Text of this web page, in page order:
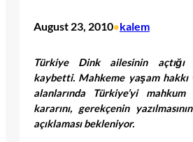
August 23, 2010•kalem
Türkiye Dink ailesinin açtığı
kaybetti. Mahkeme yaşam
alanlarında Türkiye’yi
kararını, gerekçenin
açıklaması bekleniyor.